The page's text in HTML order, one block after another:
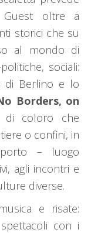
Guest oltre a
storici che su
al mondo di
sociali:
di Berlino e lo
Borders, on
di coloro che
o confini, in
– luogo
agli incontri e
diverse.
e risate:
con i